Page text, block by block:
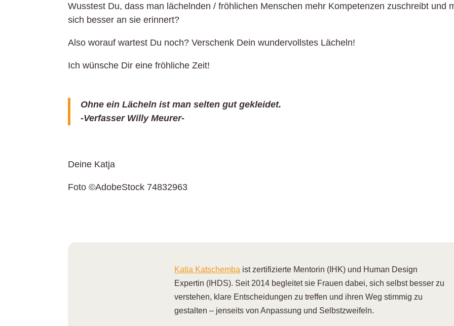
Wusstest Du, dass man lächelnden / fröhlichen Menschen mehr Kompetenzen zuschreibt und
sich besser an sie erinnert?
Also worauf wartest Du noch? Verschenk Dein wundervollstes Lächeln!
Ich wünsche Dir eine fröhliche Zeit!
Ohne ein Lächeln ist man selten gut gekleidet.
-Verfasser Willy Meurer-
Deine Katja
Foto ©AdobeStock 74832963
Katja Katschemba ist zertifizierte Mentorin (IHK) und Human Design
Expertin (IHDS). Seit 2014 begleitet sie Frauen dabei, sich selbst besser zu
verstehen, klare Entscheidungen zu treffen und ihren Weg stimmig zu
gestalten – jenseits von Anpassung und Selbstzweifeln.